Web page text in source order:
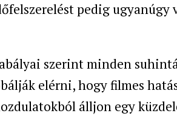
pedig
szerint minden
elérni, hogy filmes
álljon egy